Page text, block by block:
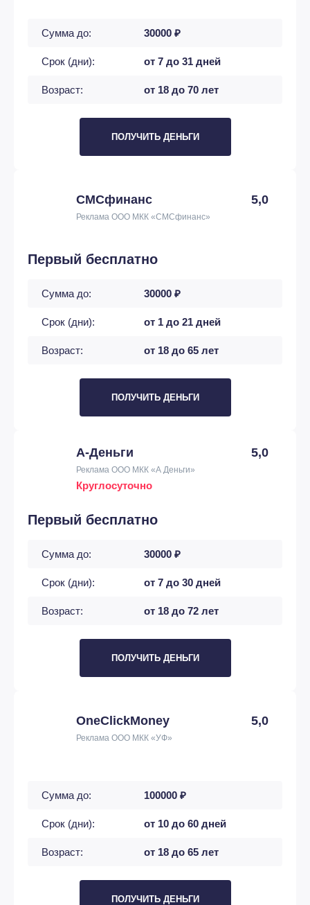
Сумма до: 30000 ₽
Срок (дни): от 7 до 31 дней
Возраст: от 18 до 70 лет
ПОЛУЧИТЬ ДЕНЬГИ
СМСфинанс 5,0
Реклама ООО МКК «СМСфинанс»
Первый бесплатно
Сумма до: 30000 ₽
Срок (дни): от 1 до 21 дней
Возраст: от 18 до 65 лет
ПОЛУЧИТЬ ДЕНЬГИ
А-Деньги 5,0
Реклама ООО МКК «А Деньги»
Круглосуточно
Первый бесплатно
Сумма до: 30000 ₽
Срок (дни): от 7 до 30 дней
Возраст: от 18 до 72 лет
ПОЛУЧИТЬ ДЕНЬГИ
OneClickMoney 5,0
Реклама ООО МКК «УФ»
Сумма до: 100000 ₽
Срок (дни): от 10 до 60 дней
Возраст: от 18 до 65 лет
ПОЛУЧИТЬ ДЕНЬГИ